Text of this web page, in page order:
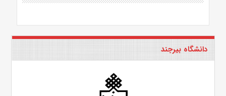
دانشگاه بیرجند